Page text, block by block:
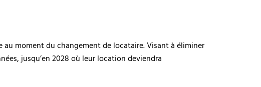
au moment du changement de locataire. Visant à éliminer
jusqu’en 2028 où leur location deviendra